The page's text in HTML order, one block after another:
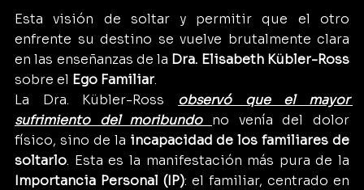
Esta visión de soltar y permitir que el otro
enfrente su destino se vuelve brutalmente clara
en las enseñanzas de la Dra. Elisabeth Kübler-Ross
sobre el Ego Familiar.
La Dra. Kübler-Ross observó que el mayor
sufrimiento del moribundo no venía del dolor
físico, sino de la incapacidad de los familiares de
soltarlo
Importancia Personal (IP): el familiar, centrado en